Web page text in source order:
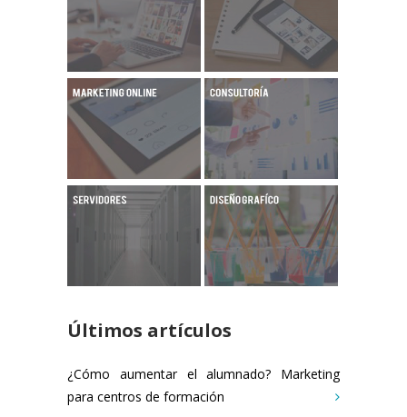
Últimos artículos
¿Cómo aumentar el alumnado? Marketing
para centros de formación